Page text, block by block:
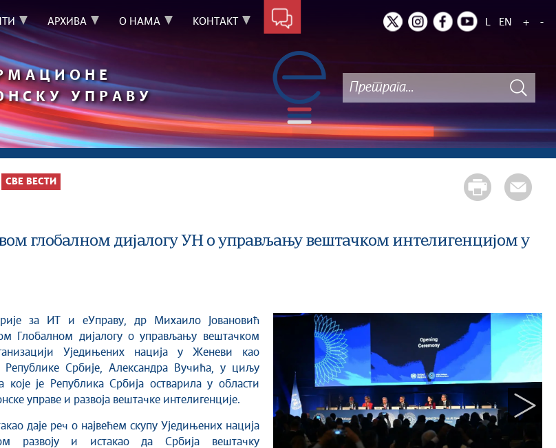
АРХИВА О НАМА КОНТАКТ L EN + -
УПРАВУ
СВЕ ВЕСТИ
глобалном дијалогу УН о управљању вештачком интелигенцијом у
Глобалном дијалогу о управљању вештачком
Уједињених нација у Женеви као
Републике Србије, Александра Вучића, у циљу
које је Република Србија остварила у области
управе и развоја вештачке интелигенције.
даје реч о највећем скупу Уједињених нација
развоју и истакао да Србија вештачку